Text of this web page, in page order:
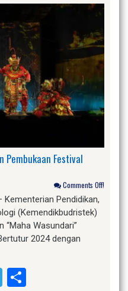
Pembukaan Festival
Comments Off!
Kementerian Pendidikan,
(Kemendikbudristek)
Wasundari”
2024 dengan
Telegram